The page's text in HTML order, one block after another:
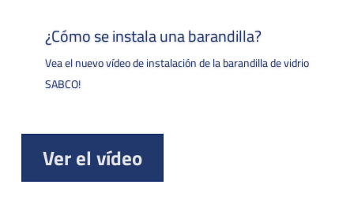
¿Cómo se instala una barandilla?
Vea el nuevo vídeo de instalación de la barandilla de vidrio
SABCO!
Ver el vídeo